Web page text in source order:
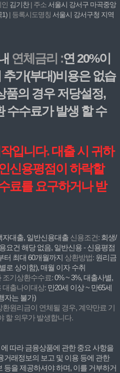
인 김기찬| 주소 서울시 강서구 마곡중앙
1) | 등록시도명칭 서울시 강서구청 지역
연체금리 :연 20%이
추가(부대)비용은 없습
품의 경우 저당설정,
수수료가 발생 할 수
입니다. 대출 시 귀하
신용평점이 하락할
료를 요구하거나 받
대출, 일반신용대출 신용조건: 회생/
요건 해당 없음, 일반신용 - 신용평점
터 최대 60개월까지 상환방법: 원리금
로 상이함), 매월 이자 수취
조기상환수수료:0% ~ 3%, 대출사별,
대출나이대상: 만20세 이상 ~ 만65세
자는 불가)
원리금이 연체될 경우, 계약만료 기
할 의무가 발생합니다.
따라 금융상품에 관한 중요 사항을
거래정보의 보고 및 이용 등에 관한
등을 제공하셔야 하며, 이를 거부하거